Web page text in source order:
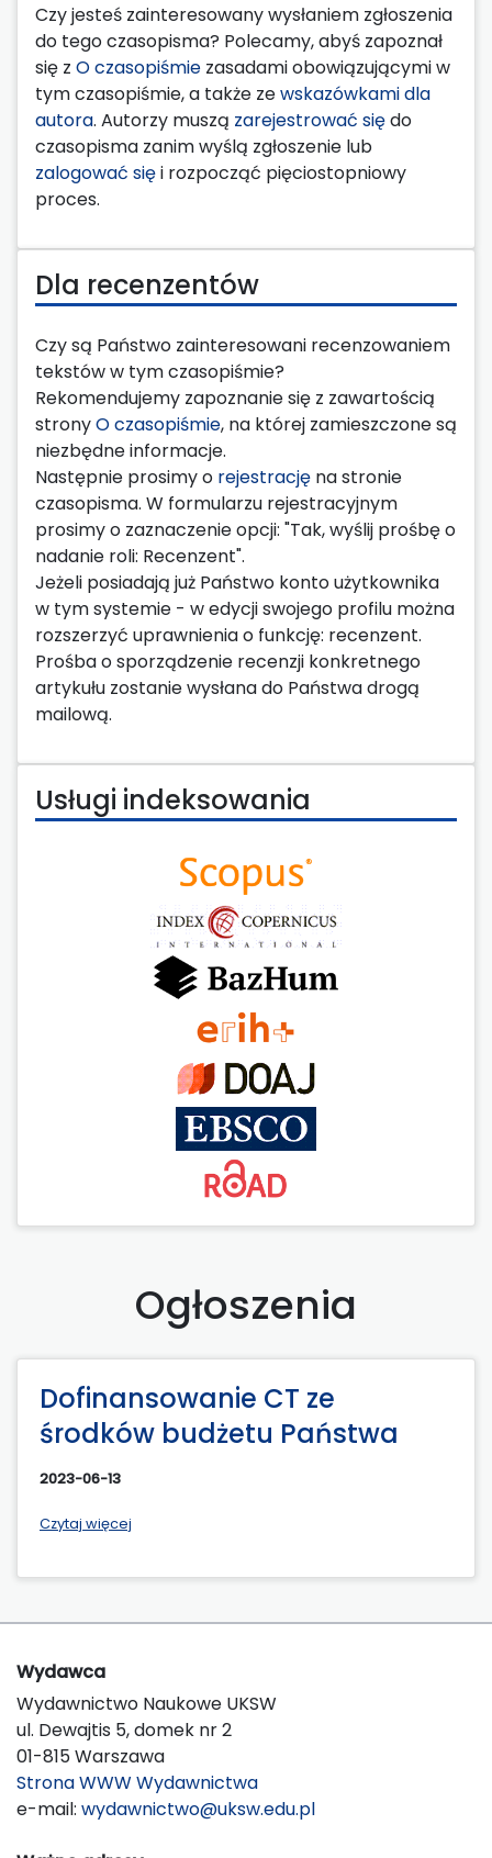
Czy jesteś zainteresowany wysłaniem zgłoszenia
do tego czasopisma? Polecamy, abyś zapoznał
się z O czasopiśmie zasadami obowiązującymi w
tym czasopiśmie, a także zewskazówkami dla
autora. Autorzy muszą zarejestrować siędo
czasopisma zanim wyślą zgłoszenie lub
zalogować sięi rozpocząć pięciostopniowy
proces.
Dla recenzentów
Czy są Państwo zainteresowani recenzowaniem
tekstów w tym czasopiśmie?
Rekomendujemy zapoznanie się z zawartością
stronyO czasopiśmie, na której zamieszczone są
niezbędne informacje.
Następnie prosimy o rejestrację na stronie
czasopisma. W formularzu rejestracyjnym
prosimy o zaznaczenie opcji: "Tak, wyślij prośbę o
nadanie roli: Recenzent".
Jeżeli posiadają już Państwo konto użytkownika
w tym systemie - w edycji swojego profilu można
rozszerzyć uprawnienia o funkcję: recenzent.
Prośba o sporządzenie recenzji konkretnego
artykułu zostanie wysłana do Państwa drogą
mailową.
Usługi indeksowania
Ogłoszenia
Dofinansowanie CT ze
środków budżetu Państwa
2023-06-13
Czytaj więcej
Wydawca
Wydawnictwo Naukowe UKSW
ul. Dewajtis 5, domek nr 2
01-815 Warszawa
Strona WWW Wydawnictwa
e-mail: wydawnictwo@uksw.edu.pl